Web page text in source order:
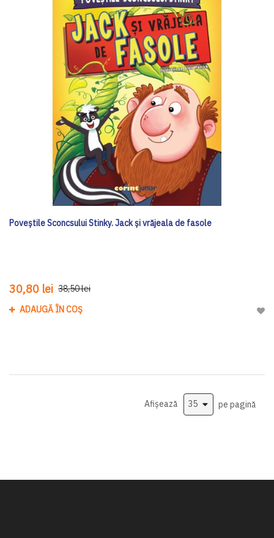
Poveștile Sconcsului Stinky. Jack și vrăjeala de fasole
30,80 lei 38,50 lei
ADAUGĂ ÎN COȘ
Afișează pe pagină